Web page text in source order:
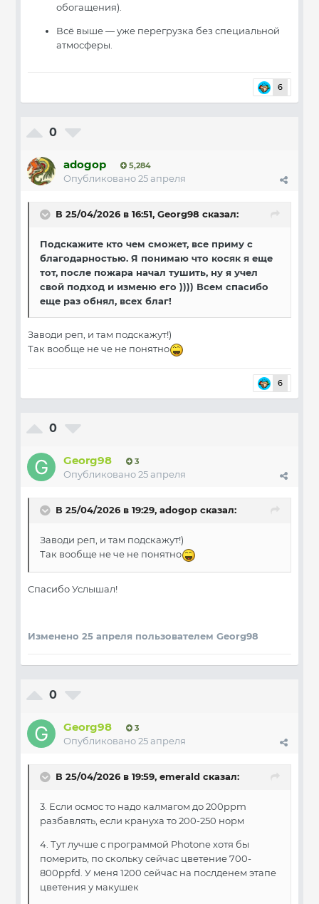
обогащения).
Всё выше — уже перегрузка без специальной
атмосферы.
6
0
adogop 5,284
Опубликовано25 апреля
В 25/04/2026 в 16:51, Georg98 сказал:
Подскажите кто чем сможет, все приму с
благодарностью. Я понимаю что косяк я еще
тот, после пожара начал тушить, ну я учел
свой подход и изменю его )))) Всем спасибо
еще раз обнял, всех благ!
Заводи реп, и там подскажут!)
Так вообще не че не понятно
6
0
Georg98 3
Опубликовано25 апреля
В 25/04/2026 в 19:29, adogop сказал:
Заводи реп, и там подскажут!)
Так вообще не че не понятно
Спасибо Услышал!
Изменено 25 апреля пользователем Georg98
0
Georg98 3
Опубликовано25 апреля
В 25/04/2026 в 19:59, emerald сказал:
3. Если осмос то надо калмагом до 200ppm
разбавлять, если крануха то 200-250 норм
4. Тут лучше с программой Photone хотя бы
померить, по скольку сейчас цветение 700-
800ppfd. У меня 1200 сейчас на послденем этапе
цветения у макушек